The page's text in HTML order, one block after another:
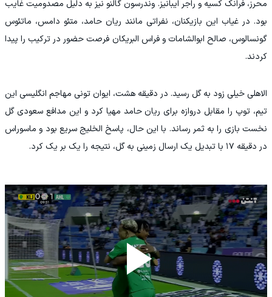
محرز، فرانک کسیه و راجر ایبانیز. وندرسون گالنو نیز به دلیل مصدومیت غایب
بود. در غیاب این بازیکنان، نفراتی مانند ریان حامد، متئو دامس، ماتئوس
گونسالوس، صالح ابوالشامات و فراس البریکان فرصت حضور در ترکیب را پیدا
کردند.
الاهلی خیلی زود به گل رسید. در دقیقه هشت، ایوان تونی مهاجم انگلیسی این
تیم، توپ را مقابل دروازه برای ریان حامد مهیا کرد و این مدافع سعودی گل
نخست بازی را به ثمر رساند. با این حال، پاسخ الخلیج سریع بود و ماسوراس
در دقیقه ۱۷ با تبدیل یک ارسال زمینی به گل، نتیجه را یک بر یک کرد.